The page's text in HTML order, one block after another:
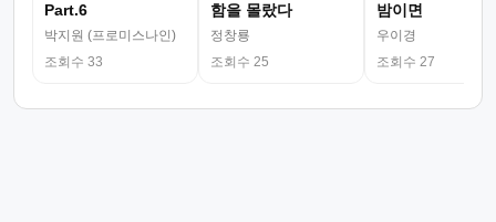
Part.6
박지원 (프로미스나인)
조회수 33
함을 몰랐다
정창룡
조회수 25
밤이면
우이경
조회수 27